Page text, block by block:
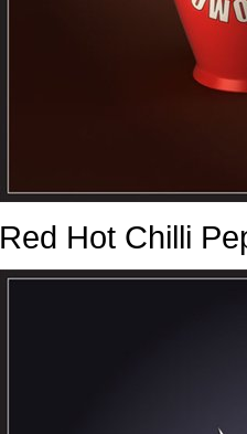
Red Hot Chilli